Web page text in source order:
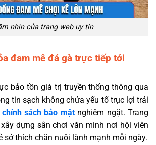
nhìn của trang web uy tín
đam mê đá gà trực tiếp tới
bảo tồn giá trị truyền thống thông qua
tin sạch không chứa yếu tố trục lợi trái
chính sách bảo mậtnghiêm ngặt. Trang
dựng sân chơi văn minh nơi hội viên
sở thích chăn nuôi lành mạnh mỗi ngày.